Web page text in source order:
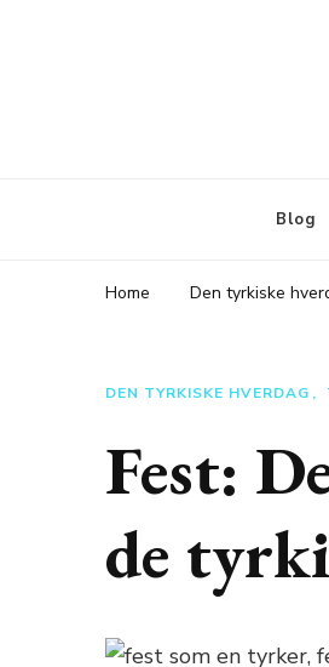
Blog
Home Den tyrkiske
DEN TYRKISKE HVERDAG
Fest:
de